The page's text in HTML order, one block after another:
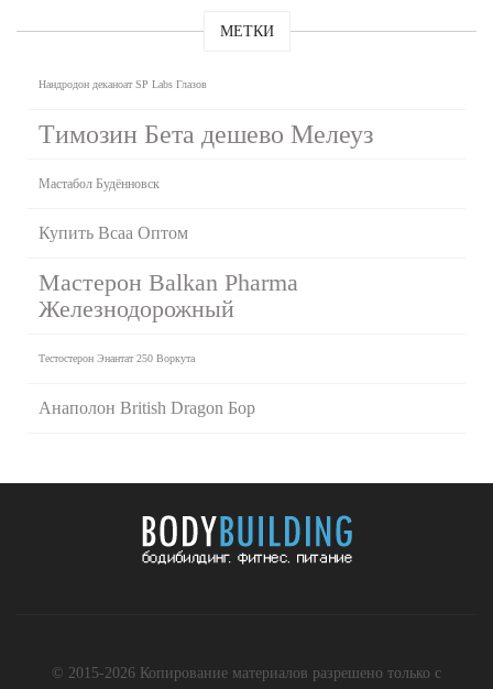
МЕТКИ
Нандродон деканоат SP Labs Глазов
Tимозин Бета дешево Мелеуз
Мастабол Будённовск
Купить Bcaa Оптом
Мастерон Balkan Pharma
Железнодорожный
Тестостерон Энантат 250 Воркута
Анаполон British Dragon Бор
© 2015-2026 Копирование материалов разрешено только с